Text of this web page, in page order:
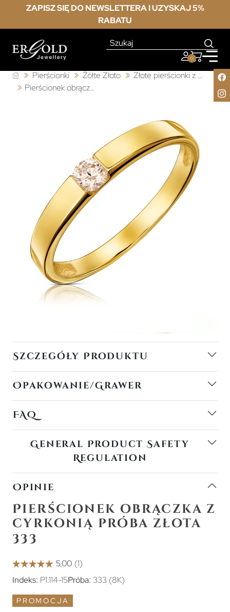
ZAPISZ SIĘ DO NEWSLETTERA I UZYSKAJ 5%
RABATU
0
Pierścionki Żółte Złoto
Złote pierścionki z cyrkonią
Pierścionek obrączka z cyrkonią próba złota 333
Szczegóły Produktu
Opakowanie/Grawer
FAQ
General Product Safety
Regulation
Opinie
Pierścionek obrączka z
cyrkonią próba złota
333
Indeks: P1.114-15Próba: 333 (8K)
PROMOCJA